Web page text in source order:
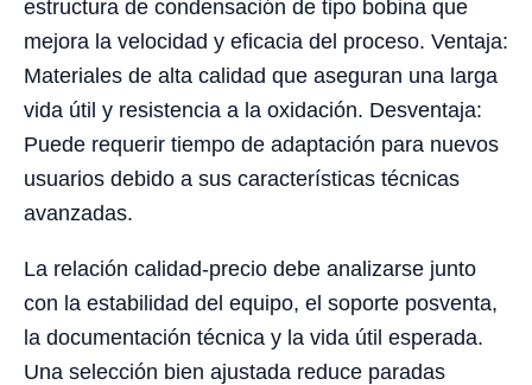
estructura de condensación de tipo bobina que
mejora la velocidad y eficacia del proceso. Ventaja:
Materiales de alta calidad que aseguran una larga
vida útil y resistencia a la oxidación. Desventaja:
Puede requerir tiempo de adaptación para nuevos
usuarios debido a sus características técnicas
avanzadas.
La relación calidad-precio debe analizarse junto
con la estabilidad del equipo, el soporte posventa,
la documentación técnica y la vida útil esperada.
Una selección bien ajustada reduce paradas